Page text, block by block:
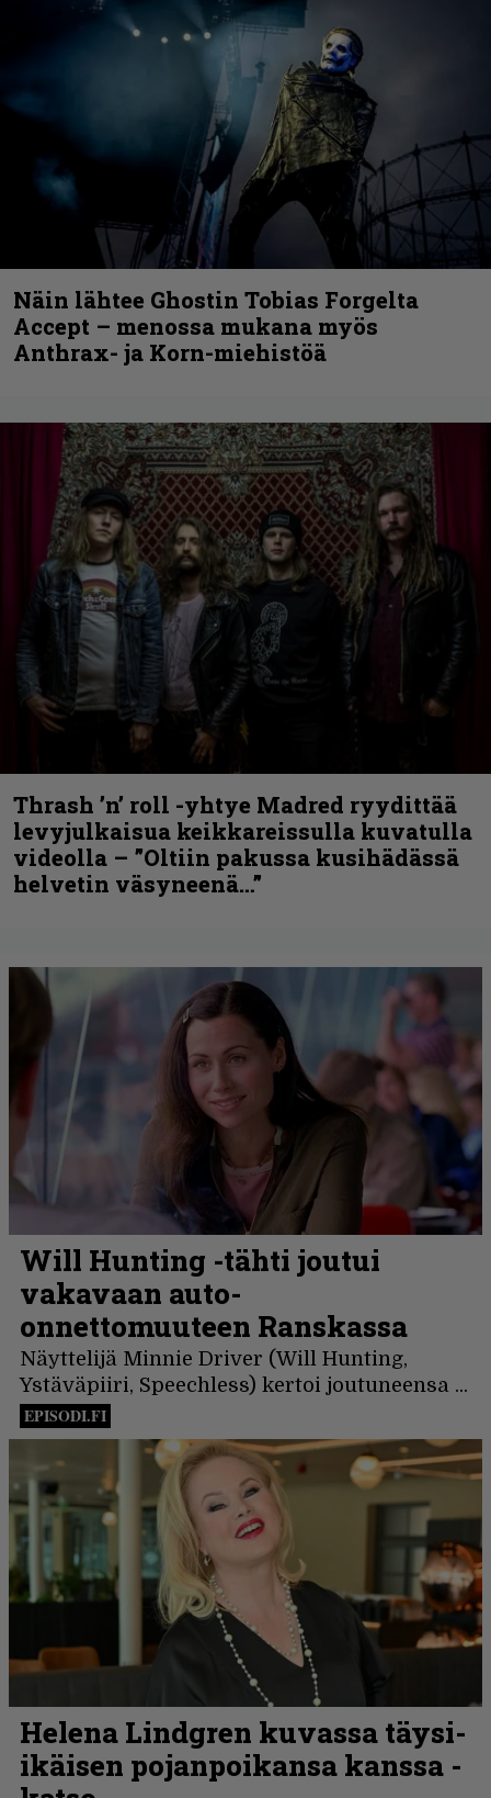
Näin lähtee Ghostin Tobias Forgelta
Accept – menossa mukana myös
Anthrax- ja Korn-miehistöä
Thrash ’n’ roll -yhtye Madred ryydittää
levyjulkaisua keikkareissulla kuvatulla
videolla – ”Oltiin pakussa kusihädässä
helvetin väsyneenä…”